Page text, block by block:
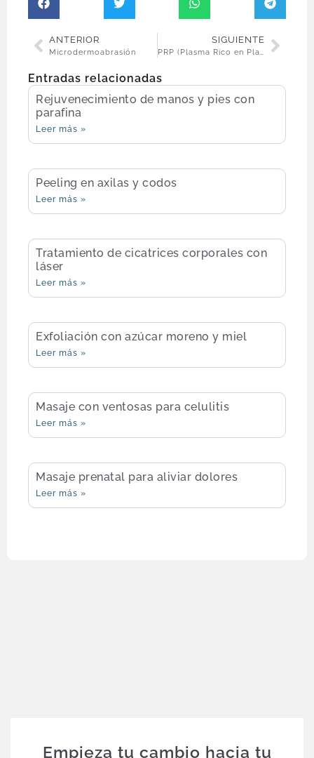
ANTERIOR
Microdermoabrasión
SIGUIENTE
PRP (Plasma Rico en Plaquetas) facial
Entradas relacionadas
Rejuvenecimiento de manos y pies con
parafina
Leer más »
Peeling en axilas y codos
Leer más »
Tratamiento de cicatrices corporales con
láser
Leer más »
Exfoliación con azúcar moreno y miel
Leer más »
Masaje con ventosas para celulitis
Leer más »
Masaje prenatal para aliviar dolores
Leer más »
Empieza tu cambio hacia tu